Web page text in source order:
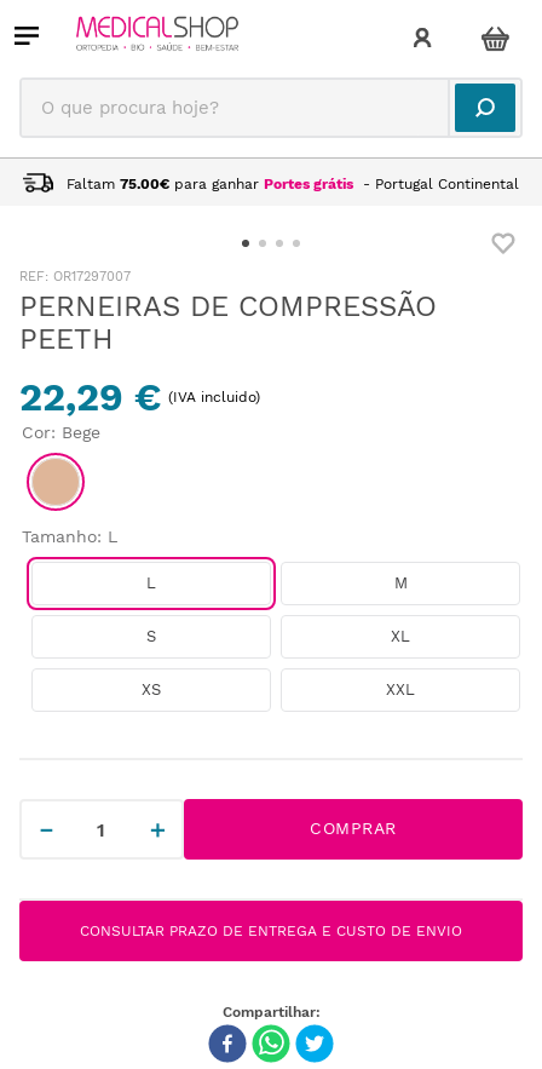
O que procura hoje?
Faltam 75.00€ para ganhar Portes grátis - Portugal Continental
: OR17297007
PERNEIRAS DE COMPRESSÃO
PEETH
22,29 € (IVA incluido)
Cor: Bege
Tamanho: L
L M
S XL
XS XXL
＋
－ COMPRAR
CONSULTAR PRAZO DE ENTREGA E CUSTO DE ENVIO